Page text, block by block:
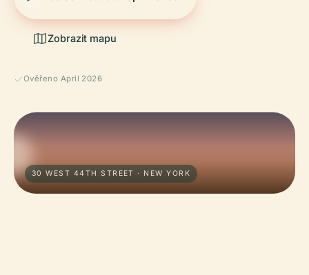
Zobrazit mapu
Ověřeno April 2026
30 WEST 44TH STREET · NEW YORK